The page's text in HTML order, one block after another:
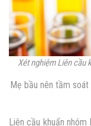
Xét nghiệm Liên cầu
Mẹ bầu nên tầm
Liên cầu khuẩn